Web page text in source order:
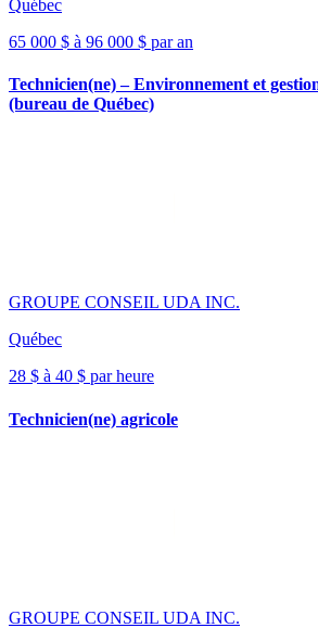
Québec
65 000 $ à 96 000 $ par an
Technicien(ne) – Environnement et
(bureau de Québec)
GROUPE CONSEIL UDA INC.
Québec
28 $ à 40 $ par heure
Technicien(ne) agricole
GROUPE CONSEIL UDA INC.